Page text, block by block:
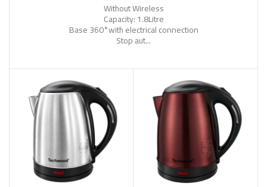
WithoutWireless
Capacity:1.8Litre
Base360°with electrical connection
Stopaut...